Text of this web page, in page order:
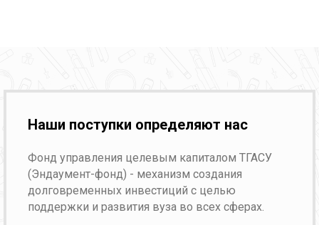
Наши поступки определяют нас
Фонд управления целевым капиталом ТГАСУ
(Эндаумент-фонд) - механизм создания
долговременных инвестиций с целью
поддержки и развития вуза во всех сферах.